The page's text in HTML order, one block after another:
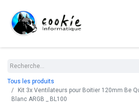
Tous les produits
Kit 3x Ventilateurs pour Boitier 120mm Be
Blanc ARGB _ BL100